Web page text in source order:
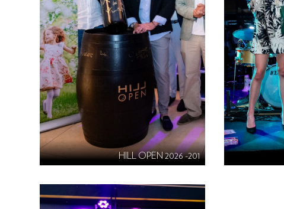
HILL OPEN 2026 -201